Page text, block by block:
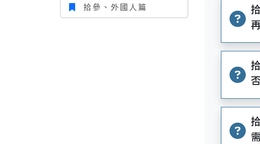
拾參、外國人篇